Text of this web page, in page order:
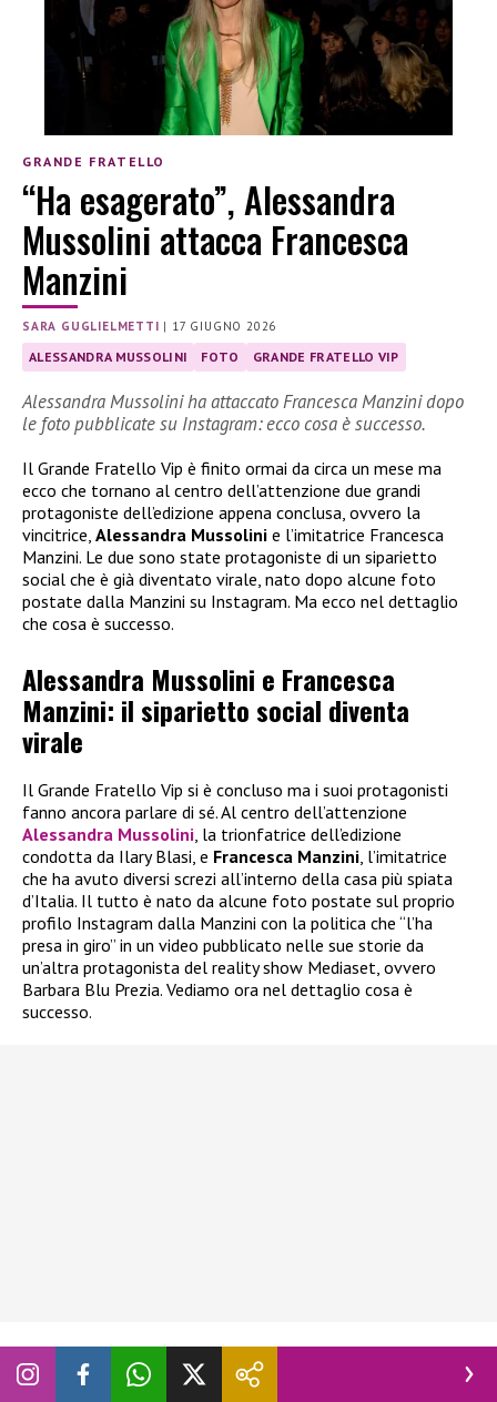
GRANDE FRATELLO
“Ha esagerato”, Alessandra
Mussolini attacca Francesca
Manzini
SARA GUGLIELMETTI | 17 GIUGNO 2026
ALESSANDRA MUSSOLINI FOTO GRANDE FRATELLO VIP
Alessandra Mussolini ha attaccato Francesca Manzini dopo
le foto pubblicate su Instagram: ecco cosa è successo.
Il Grande Fratello Vip è finito ormai da circa un mese ma
ecco che tornano al centro dell’attenzione due grandi
protagoniste dell’edizione appena conclusa, ovvero la
vincitrice, Alessandra Mussolini e l’imitatrice Francesca
Manzini. Le due sono state protagoniste di un siparietto
social che è già diventato virale, nato dopo alcune foto
postate dalla Manzini su Instagram. Ma ecco nel dettaglio
che cosa è successo.
Alessandra Mussolini e Francesca
Manzini: il siparietto social diventa
virale
Il Grande Fratello Vip si è concluso ma i suoi protagonisti
fanno ancora parlare di sé. Al centro dell’attenzione
Alessandra Mussolini, la trionfatrice dell’edizione
condotta da Ilary Blasi, e Francesca Manzini, l’imitatrice
che ha avuto diversi screzi all’interno della casa più spiata
d’Italia. Il tutto è nato da alcune foto postate sul proprio
profilo Instagram dalla Manzini con la politica che “l’ha
presa in giro” in un video pubblicato nelle sue storie da
un’altra protagonista del reality show Mediaset, ovvero
Barbara Blu Prezia. Vediamo ora nel dettaglio cosa è
successo.
“Ha esagerato”, Alessandra Mussolini